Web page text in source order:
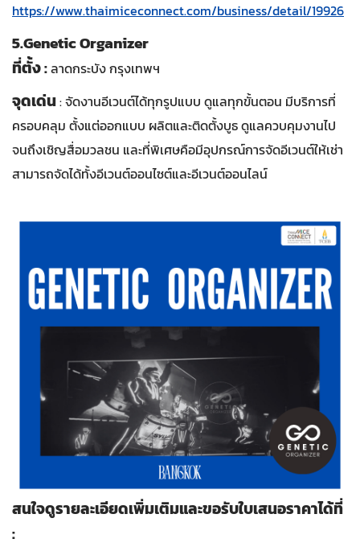
https://www.thaimiceconnect.com/business/detail/19926
5.Genetic Organizer
ที่ตั้ง :ลาดกระบัง กรุงเทพฯ
จุดเด่น: จัดงานอีเวนต์ได้ทุกรูปแบบ ดูแลทุกขั้นตอน มีบริการที่
ครอบคลุม ตั้งแต่ออกแบบ ผลิตและติดตั้งบูธ ดูแลควบคุมงานไป
จนถึงเชิญสื่อมวลชน และที่พิเศษคือมีอุปกรณ์การจัดอีเวนต์ให้เช่า
สามารถจัดได้ทั้งอีเวนต์ออนไซต์และอีเวนต์ออนไลน์
สนใจดูรายละเอียดเพิ่มเติมและขอรับใบเสนอราคาได้ที่
: